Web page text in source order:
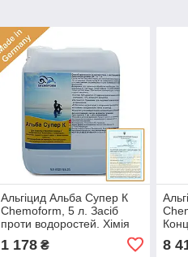
Альгіцид Альба Супер К
Chemoform, 5 л. Засіб
проти водоростей. Хімія
1 178₴
для
8